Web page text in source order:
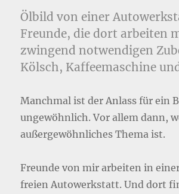
Ölbild von einer
Freunde, die dort arbeiten
zwingend notwendigen
Kölsch, Kaffeemaschine
Manchmal ist der Anlass für ein
ungewöhnlich. Vor allem dann,
außergewöhnliches Thema ist.
Freunde von mir arbeiten in
freien Autowerkstatt. Und dort